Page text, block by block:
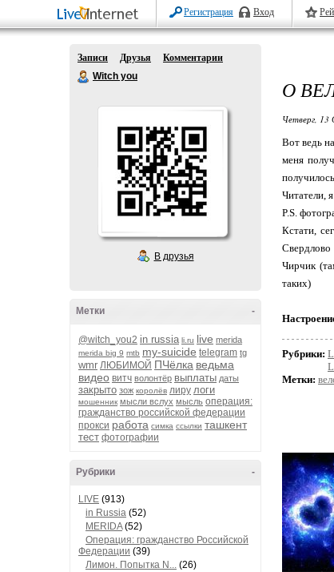
Регистрация Вход
Записи Друзья
Комментарии
Witch you
В друзья
-
Метки
@witch_you2 in russia li.ru live merida
merida big 9 mtb my-suicide telegram tg
wmr ЛЮБИМОЙ ПЧёлка ведьма
видео витч волонтёр выплаты даты
закрыто зож королёв лиру логи
мошенник мысли вслух мысль операция:
гражданство российской федерации
прокси работа симка ссылки ташкент
тест фотографии
-
Рубрики
LIVE (913)
in Russia (52)
MERIDA(52)
Операция: гражданство Российской
Федерации (39)
Лимон. Попытка N... (26)
О
Четверг, 13
Вот ведь
меня
Читатели,
P.S.
Кстати,
Чирчик
таких)
Рубрики:
Метки: